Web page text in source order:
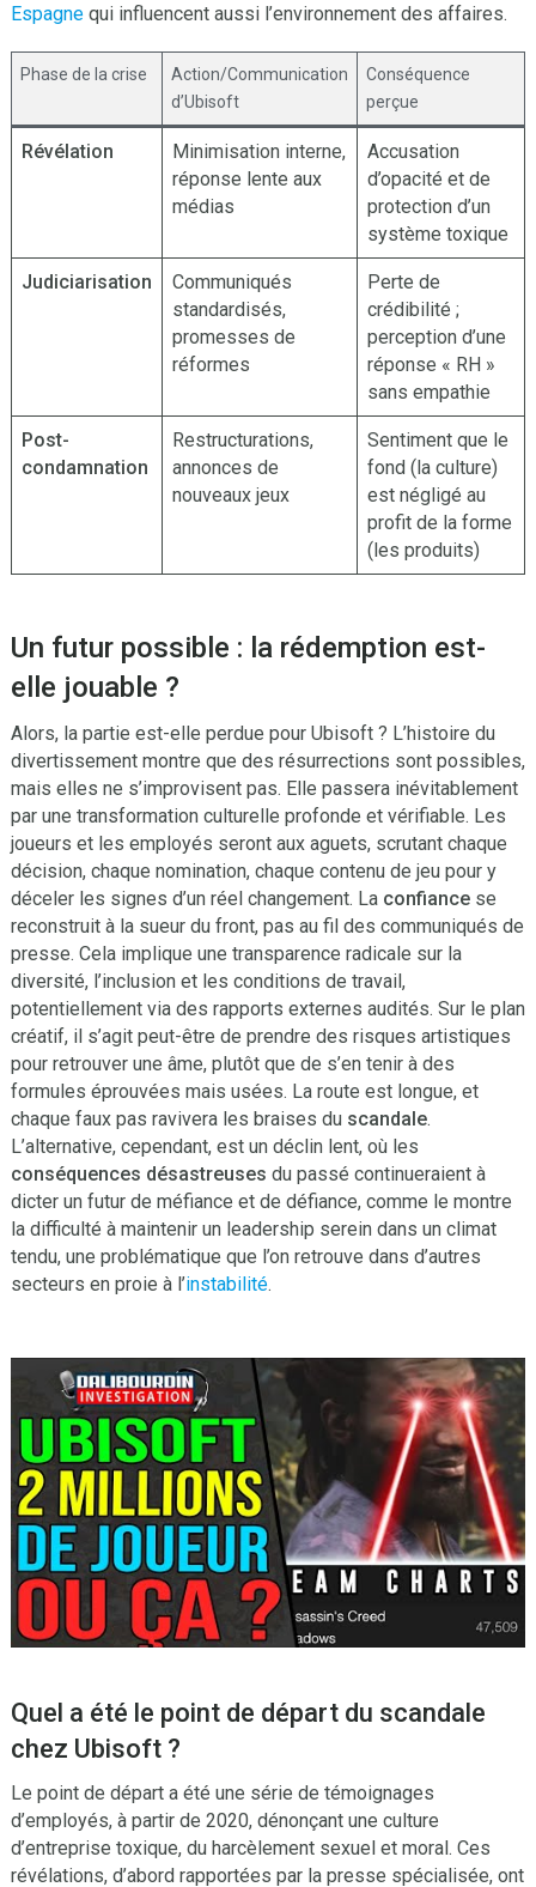
Espagnequi influencent aussi l’environnement des affaires.
Phase de la crise
Action/Communication
d’Ubisoft
Conséquence
perçue
Révélation
Minimisation interne,
réponse lente aux
médias
Accusation
d’opacité et de
protection d’un
système toxique
Judiciarisation
Communiqués
standardisés,
promesses de
réformes
Perte de
crédibilité ;
perception d’une
réponse « RH »
sans empathie
Post-
condamnation
Restructurations,
annonces de
nouveaux jeux
Sentiment que le
fond (la culture)
est négligé au
profit de la forme
(les produits)
Un futur possible : la rédemption est-
elle jouable ?
Alors, la partie est-elle perdue pour Ubisoft ? L’histoire du
divertissement montre que des résurrections sont possibles,
mais elles ne s’improvisent pas. Elle passera inévitablement
par une transformation culturelle profonde et vérifiable. Les
joueurs et les employés seront aux aguets, scrutant chaque
décision, chaque nomination, chaque contenu de jeu pour y
déceler les signes d’un réel changement. La confiancese
reconstruit à la sueur du front, pas au fil des communiqués de
presse. Cela implique une transparence radicale sur la
diversité, l’inclusion et les conditions de travail,
potentiellement via des rapports externes audités. Sur le plan
créatif, il s’agit peut-être de prendre des risques artistiques
pour retrouver une âme, plutôt que de s’en tenir à des
formules éprouvées mais usées. La route est longue, et
chaque faux pas ravivera les braises du scandale.
L’alternative, cependant, est un déclin lent, où les
conséquences désastreuses du passé continueraient à
dicter un futur de méfiance et de défiance, comme le montre
la difficulté à maintenir un leadership serein dans un climat
tendu, une problématique que l’on retrouve dans d’autres
secteurs en proie à l’instabilité.
Quel a été le point de départ du scandale
chez Ubisoft ?
Le point de départ a été une série de témoignages
d’employés, à partir de 2020, dénonçant une culture
d’entreprise toxique, du harcèlement sexuel et moral. Ces
révélations, d’abord rapportées par la presse spécialisée, ont